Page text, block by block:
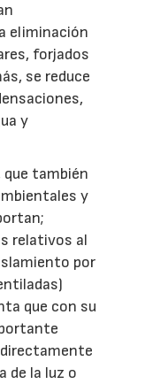
eliminación
forjados
se reduce
y
que también
y
relativos al
por
que con su
de la luz o